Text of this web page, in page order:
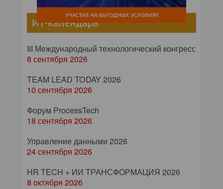
ИТ-календарь
III Международный технологический конгресс
8 сентября 2026
TEAM LEAD TODAY 2026
10 сентября 2026
Форум ProcessTech
18 сентября 2026
Управление данными 2026
24 сентября 2026
HR TECH + ИИ ТРАНСФОРМАЦИЯ 2026
8 октября 2026